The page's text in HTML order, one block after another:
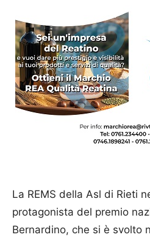
La REMS della Asl di Rieti
protagonista del premio
Bernardino, che si è svolto